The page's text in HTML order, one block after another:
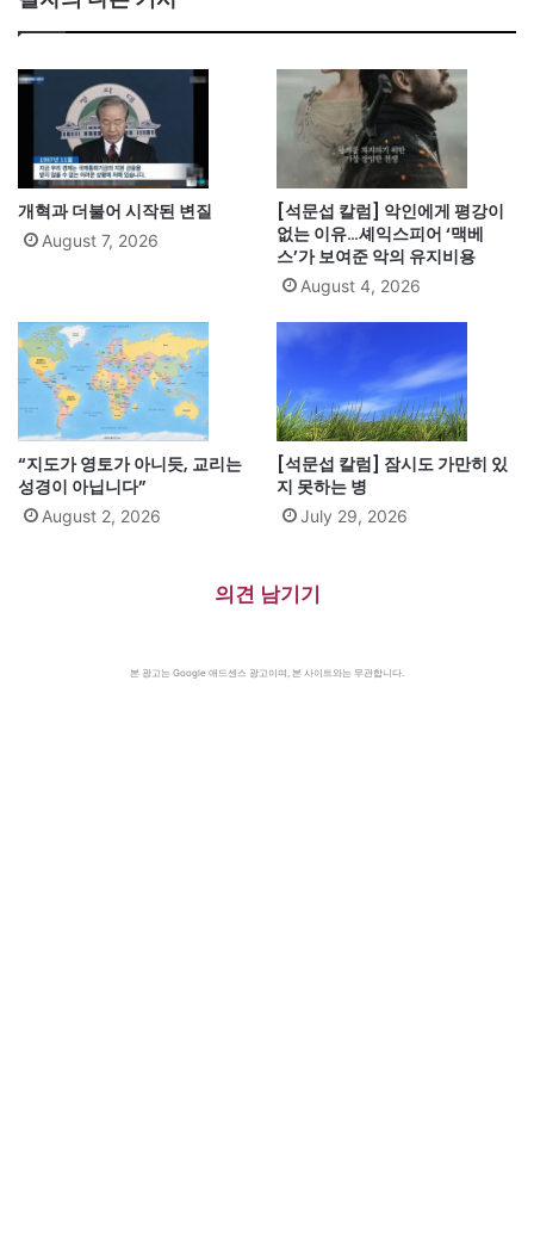
개혁과 더불어 시작된 변질
August 7, 2026
[석문섭 칼럼] 악인에게 평강이
없는 이유…셰익스피어 ‘맥베
스’가 보여준 악의 유지비용
August 4, 2026
“지도가 영토가 아니듯, 교리는
성경이 아닙니다”
August 2, 2026
[석문섭 칼럼] 잠시도 가만히 있
지 못하는 병
July 29, 2026
의견 남기기
본 광고는 Google 애드센스 광고이며, 본 사이트와는 무관합니다.